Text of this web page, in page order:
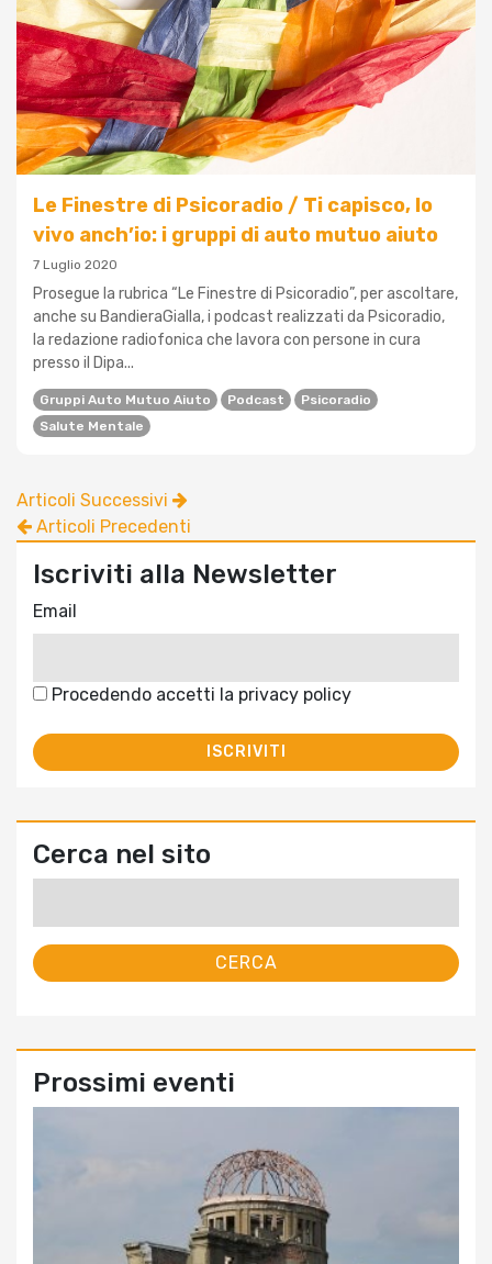
Le Finestre di Psicoradio / Ti capisco, lo
vivo anch’io: i gruppi di auto mutuo aiuto
7 Luglio 2020
Prosegue la rubrica “Le Finestre di Psicoradio”, per ascoltare,
anche su BandieraGialla, i podcast realizzati da Psicoradio,
la redazione radiofonica che lavora con persone in cura
presso il Dipa...
Gruppi Auto Mutuo Aiuto Podcast
Psicoradio
Salute Mentale
Articoli Successivi
Articoli Precedenti
Iscriviti alla Newsletter
Email
Procedendo accetti la privacy policy
Cerca nel sito
Prossimi eventi